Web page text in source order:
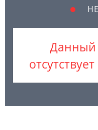
Данный